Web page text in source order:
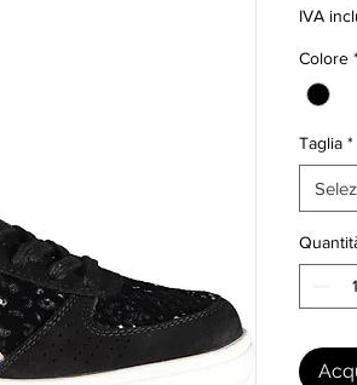
IVA
Colore *
Taglia *